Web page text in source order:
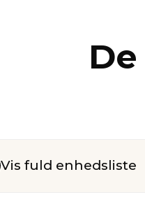
Vis fuld enhedsliste